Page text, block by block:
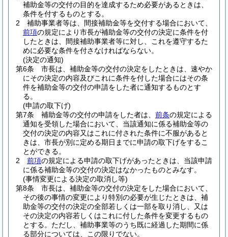
補助金等の交付の目的を達成するため必要があるときは、
条件を付するものとする。
2
補助事業者等は、間接補助金等を交付する場合において、
前項の規定により市長が補助金等の交付の決定に条件を付
したときは、間接補助事業者等に対し、これを遵守するた
めに必要な条件を付さなければならない。
(決定の通知)
第6条
市長は、補助金等の交付の決定をしたときは、速やか
にその決定の内容及びこれに条件を付した場合にはその条
件を補助金等の交付の申請をした者に通知するものとす
る。
(申請の取下げ)
第7条
補助金等の交付の申請をした者は、 前条の規定による
通知を受領した場合において、当該通知に係る補助金等の
交付の決定の内容又はこれに付された条件に不服があると
きは、市長が別に定める期日までに申請の取下げをするこ
とができる。
2
前項の規定による申請の取下げがあったときは、当該申請
に係る補助金等の交付の決定はなかったものとみなす。
(事情変更による決定の取消し等)
第8条
市長は、補助金等の交付の決定をした場合において、
その後の事情の変更により特別の必要が生じたときは、補
助金等の交付の決定の全部若しくは一部を取り消し、又は
その決定の内容若しくはこれに付した条件を変更するもの
とする。 ただし、補助事業等のうち既に経過した期間に係
る部分については、この限りでない。